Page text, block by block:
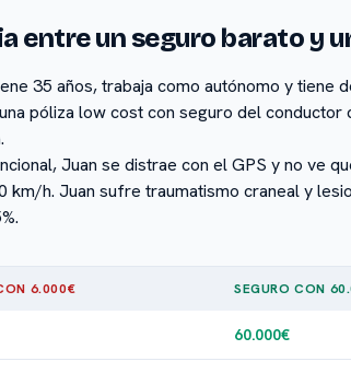
entre un seguro barato y
35 años, trabaja como autónomo y tiene
póliza low cost con seguro del conductor
Juan se distrae con el GPS y no ve
h. Juan sufre traumatismo craneal y
6.000€ SEGURO CON
60.000€